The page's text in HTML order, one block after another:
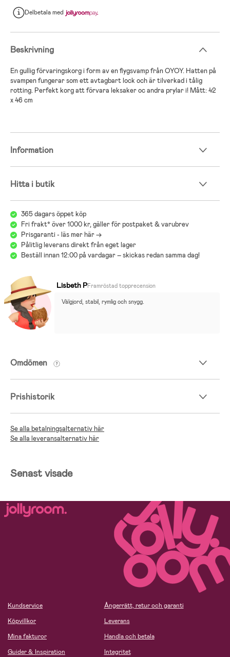
Delbetalamed
Beskrivning
En gullig förvaringskorg i form av en flygsvamp från OYOY. Hatten på
svampen fungerar som ett avtagbart lock och är tilverkad i tålig
rotting. Perfekt korg att förvara leksaker oc andra prylar i! Mått: 42
x 46 cm
Information
Hitta i butik
365 dagars öppet köp
Fri frakt* över 1000 kr, gäller för postpaket & varubrev
Prisgaranti - läs mer här ->
Pålitlig leverans direkt från eget lager
Beställ innan 12:00 på vardagar – skickas redan samma dag!
Lisbeth PFramröstad topprecension
Välgjord, stabil, rymlig och snygg.
Omdömen
Prishistorik
Se alla betalningsalternativ här
Se alla leveransalternativ här
Senast visade
Kundservice
Köpvillkor
Mina fakturor
Guider & Inspiration
Ångerrätt, retur och garanti
Leverans
Handla och betala
Integritet